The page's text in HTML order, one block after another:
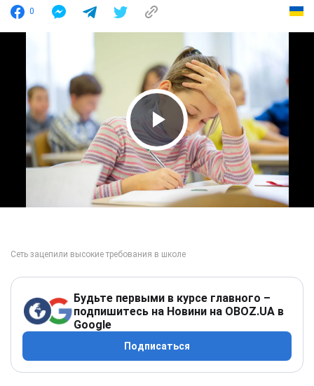
0
Play Video
Будьте первыми в курсе главного –
подпишитесь на Новини на OBOZ.UA в
Google
Подписаться